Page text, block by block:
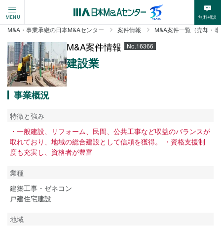
MENU 無料相談
M&A・事業承継の日本M&Aセンター 案件情報 M&A案件一覧（売却・
M&A案件情報 No.16366
建設業
事業概況
特徴と強み
・一般建設、リフォーム、民間、公共工事など収益のバランスが
取れており、地域の総合建設として信頼を獲得。 ・資格支援制
度も充実し、資格者が豊富
業種
建築工事・ゼネコン
戸建住宅建設
地域